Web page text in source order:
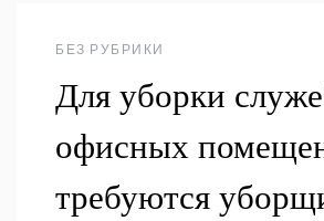
БЕЗ РУБРИКИ
Для уборки
офисных
требуются